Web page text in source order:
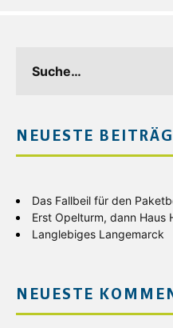
NEUESTE
Das Fallbeil für den
Erst Opelturm, dann Haus
Langlebiges Langemarck
NEUESTE